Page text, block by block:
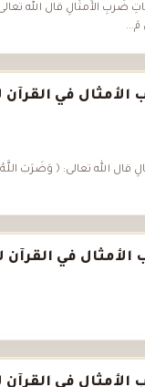
ضَربِ الأَمثَالِ قال الله
مَ...
الأمثال في القرآن
قال الله تعالى: ﴿ وَضَرَبَ
الأمثال في القرآن
الأمثال في القرآن